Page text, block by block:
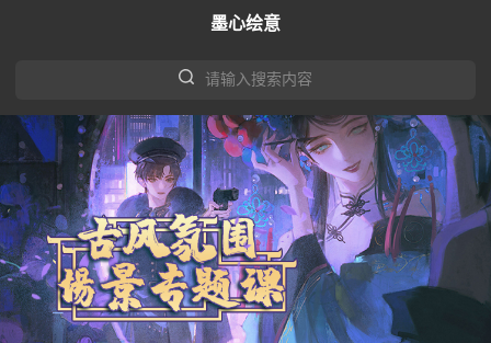
墨心绘意
请输入搜索内容